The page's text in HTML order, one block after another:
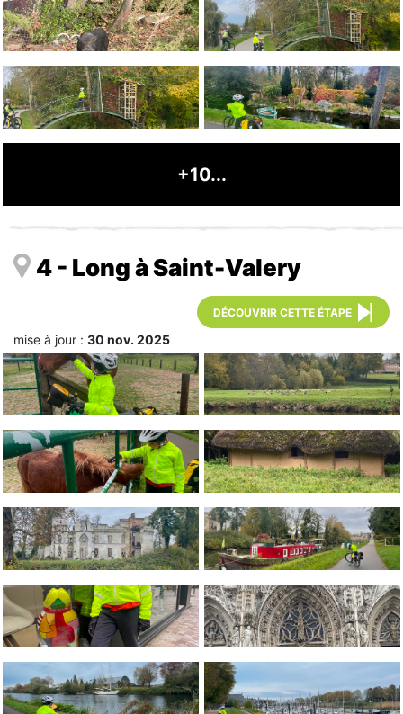
+10...
4 - Long à Saint-Valery
DÉCOUVRIR CETTE ÉTAPE
mise à jour : 30 nov. 2025